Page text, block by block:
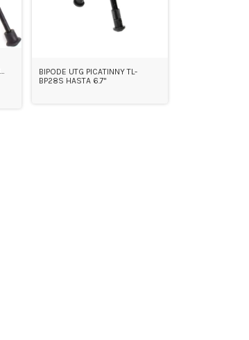
BIPODE UTG PICATINNY TL-
BP28S HASTA 6.7"